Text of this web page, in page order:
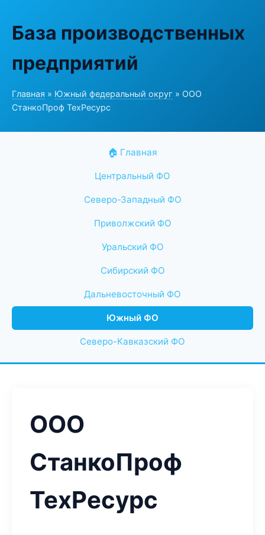
База производственных
предприятий
Главная » Южный федеральный округ » ООО
СтанкоПроф ТехРесурс
🏠 Главная
Центральный ФО
Северо-Западный ФО
Приволжский ФО
Уральский ФО
Сибирский ФО
Дальневосточный ФО
Южный ФО
Северо-Кавказский ФО
ООО
СтанкоПроф
ТехРесурс